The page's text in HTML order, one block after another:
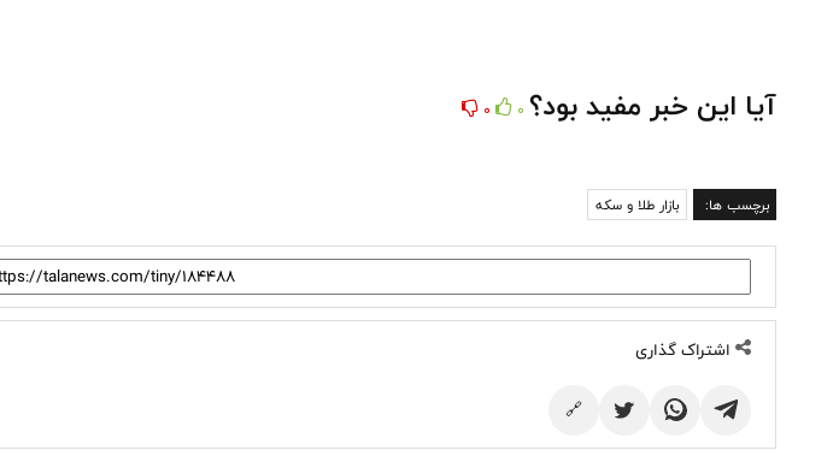
آیا این خبر مفید بود؟ 0
0
برچسب ها: بازار طلا و سکه
اشتراک گذاری
🔗